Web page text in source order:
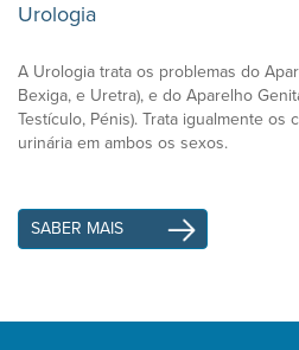
Urologia
A Urologia trata os problemas do
Bexiga, e Uretra), e do Aparelho
Testículo, Pénis). Trata igualmente os
urinária em ambos os sexos.
SABER MAIS